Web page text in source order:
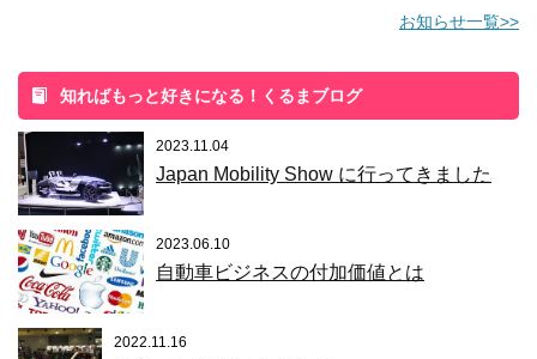
お知らせ一覧>>
知ればもっと好きになる！くるまブログ
2023.11.04
Japan Mobility Show に行ってきました
2023.06.10
自動車ビジネスの付加価値とは
2022.11.16